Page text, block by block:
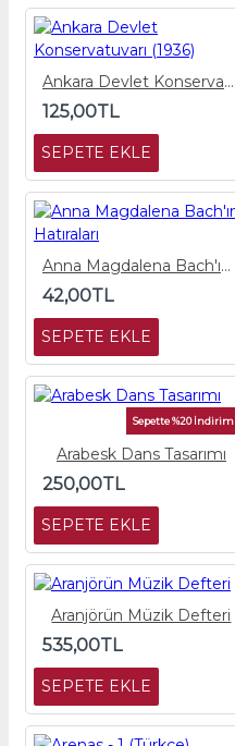
Ankara Devlet Konservatuvarı (1936)
125,00TL
SEPETE EKLE
Anna Magdalena Bach'ın Hatıraları
42,00TL
SEPETE EKLE
Sepette %20 İndirim
Arabesk Dans Tasarımı
250,00TL
SEPETE EKLE
Aranjörün Müzik Defteri
535,00TL
SEPETE EKLE